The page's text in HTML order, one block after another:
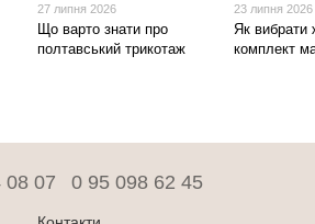
27 липня 2026
Що варто знати про
полтавський трикотаж
23 липня 2026
Як вибрати
комплект
08 07 0 95 098 62 45